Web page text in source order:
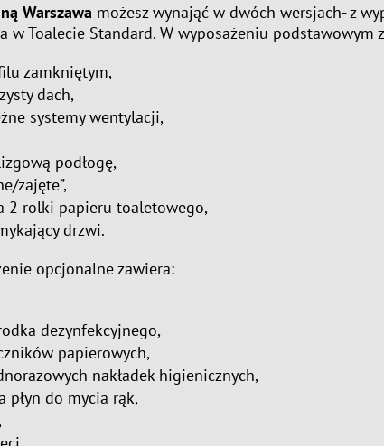
Warszawa możesz wynająć w dwóch wersjach- z
w Toalecie Standard. W wyposażeniu podstawowym
zamkniętym,
dach,
systemy wentylacji,
podłogę,
zajęte”,
2 rolki papieru toaletowego,
drzwi.
opcjonalne zawiera:
dezynfekcyjnego,
papierowych,
nakładek higienicznych,
płyn do mycia rąk,